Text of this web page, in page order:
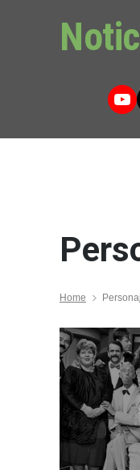
Home